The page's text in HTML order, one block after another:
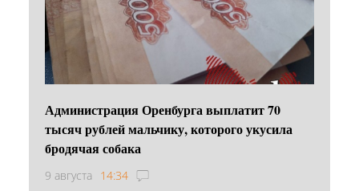
Администрация Оренбурга выплатит 70
тысяч рублей мальчику, которого укусила
бродячая собака
9 августа 14:34